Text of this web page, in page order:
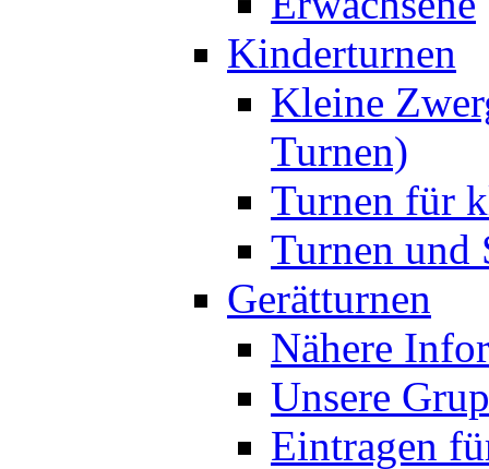
Kinderturnen
Kleine
Turnen)
Turnen für
Turnen und
Gerätturnen
Nähere
Unsere
Eintragen